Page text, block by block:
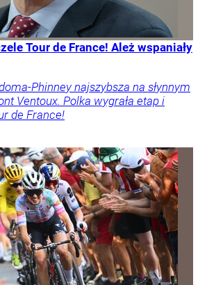
Tour de France! Ależ wspaniały
Phinney najszybsza na słynnym
Ventoux. Polka wygrała etap i
de France!